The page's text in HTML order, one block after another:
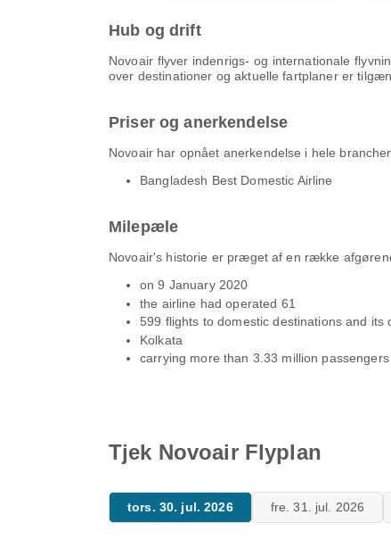
Hub og drift
Novoair flyver indenrigs- og internationale
over destinationer og aktuelle fartplaner er
Priser og anerkendelse
Novoair har opnået anerkendelse i hele
Bangladesh Best Domestic Airline
Milepæle
Novoair's historie er præget af en række
on 9 January 2020
the airline had operated 61
599 flights to domestic destinations and its
Kolkata
carrying more than 3.33 million passengers
Tjek Novoair Flyplan
tors. 30. jul. 2026 fre. 31. jul. 2026